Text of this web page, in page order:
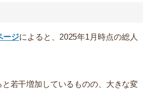
ージによると、2025年1月時点の総人
若干増加しているものの、大きな変